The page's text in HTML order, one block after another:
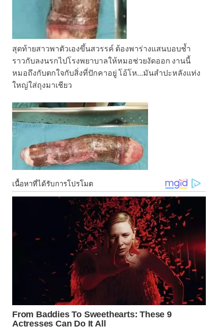
สุดท้ายสาวพาตัวเองขึ้นสวรรค์ ต้องพาร่างแสนบอบช้ำ
ราวกับลงนรกไปโรงพยาบาลให้หมอช่วยงัดออก งานนี้
หมอถึงกับตกใจกับสิ่งที่ปักคาอยู่ โอ้โห…มันสำปะหลังแท่ง
ใหญ่ใส่ถุงมาเชียว